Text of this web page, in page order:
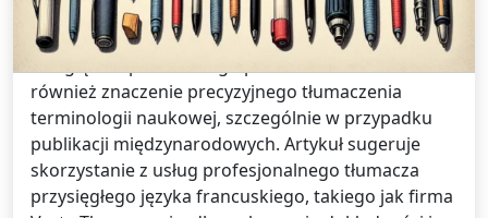
Artykuł dotyczy istotności korekty tekstów
naukowych i kluczowych punktów, które należy
uwzględnić podczas tego procesu. Omawia
również znaczenie precyzyjnego tłumaczenia
terminologii naukowej, szczególnie w przypadku
publikacji międzynarodowych. Artykuł sugeruje
skorzystanie z usług profesjonalnego tłumacza
przysięgłego języka francuskiego, takiego jak firma